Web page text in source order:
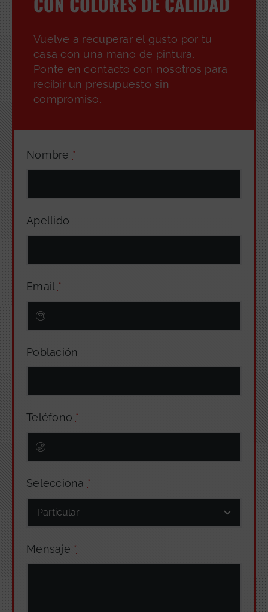
Nombre *
Apellido
Email *
Población
Teléfono *
Selecciona *
Mensaje *
Vuelve a recuperar el gusto por tu
casa con una mano de pintura.
Ponte en contacto con nosotros para
recibir un presupuesto sin
compromiso.